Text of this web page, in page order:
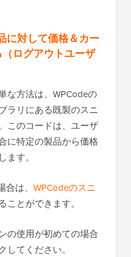
に対して価格＆カー
ログアウトユーザ
な方法は、WPCodeの
ラリにある既製のスニ
このコードは、ユーザ
に特定の製品から価格
す。
は、 WPCodeのスニ
ことができます。
の使用が初めての場合
てください。